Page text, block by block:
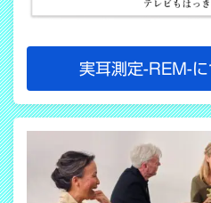
実耳測定-REM-